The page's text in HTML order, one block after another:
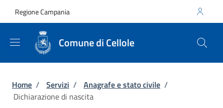
Regione Campania
Comune di Cellole
Briciole di pane
Home / Servizi / Anagrafe e stato civile /
Dichiarazione di nascita